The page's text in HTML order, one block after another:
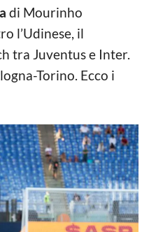
di Mourinho
l’Udinese, il
tra Juventus e Inter.
Torino. Ecco i